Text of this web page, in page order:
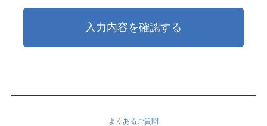
よくあるご質問